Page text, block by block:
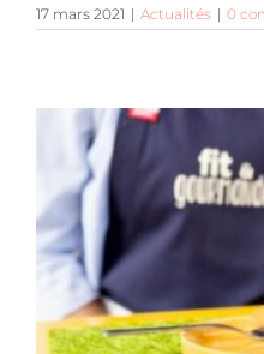
17 mars 2021 | Actualités | 0